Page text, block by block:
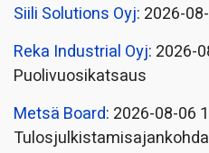
Siili Solutions Oyj: 2026-
Reka Industrial Oyj: 2026-
Puolivuosikatsaus
Metsä Board: 2026-08-06